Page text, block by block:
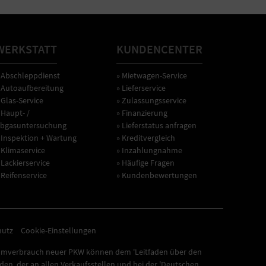
Abschleppdienst
Autoaufbereitung
Service
Haupt- /
Inspektion + Wartung
KUNDENCENTER
» Mietwagen-Service
» Lieferservice
» Zulassungsservice
» Finanzierung
» Lieferstatus anfragen
» Kreditvergleich
» Inzahlungnahme
» Häufige Fragen
» Kundenbewertungen
Cookie-Einstellungen
neuer PKW können dem 'Leitfaden über den